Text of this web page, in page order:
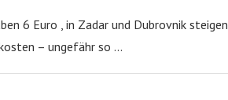
6 Euro , in Zadar und Dubrovnik steigen
– ungefähr so …